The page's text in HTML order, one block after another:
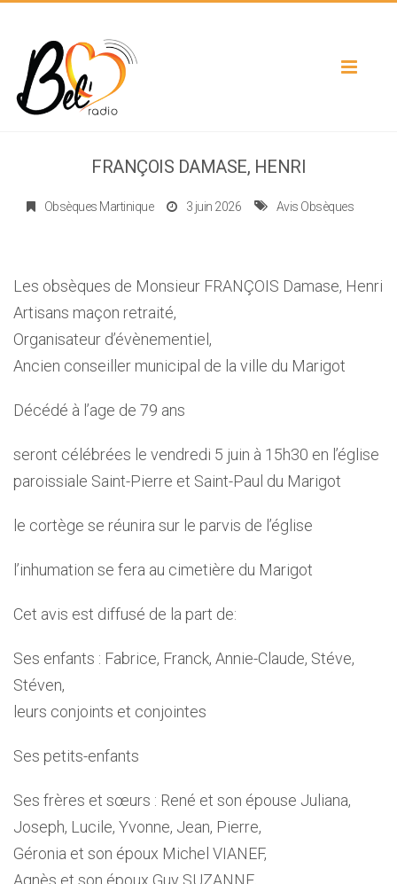
Toggle
FRANÇOIS DAMASE, HENRI
Obsèques Martinique 3 juin 2026 Avis Obsèques
Les obsèques de Monsieur FRANÇOIS Damase, Henri
Artisans maçon retraité,
Organisateur d’évènementiel,
Ancien conseiller municipal de la ville du Marigot
Décédé à l’age de 79 ans
seront célébrées le vendredi 5 juin à 15h30 en l’église
paroissiale Saint-Pierre et Saint-Paul du Marigot
le cortège se réunira sur le parvis de l’église
l’inhumation se fera au cimetière du Marigot
Cet avis est diffusé de la part de:
Ses enfants : Fabrice, Franck, Annie-Claude, Stéve,
Stéven,
leurs conjoints et conjointes
Ses petits-enfants
Ses frères et sœurs : René et son épouse Juliana,
Joseph, Lucile, Yvonne, Jean, Pierre,
Géronia et son époux Michel VIANEF,
Agnès et son époux Guy SUZANNE,